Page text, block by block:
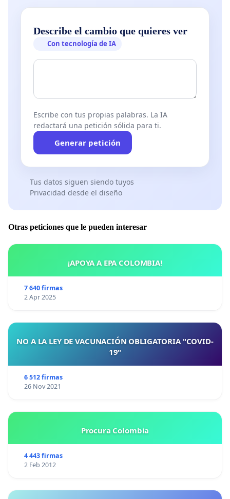
Describe el cambio que quieres ver
Con tecnología de IA
Escribe con tus propias palabras. La IA
redactará una petición sólida para ti.
Generar petición
Tus datos siguen siendo tuyos
Privacidad desde el diseño
Otras peticiones que le pueden interesar
¡APOYA A EPA COLOMBIA!
7 640 firmas
2 Apr 2025
NO A LA LEY DE VACUNACIÓN OBLIGATORIA "COVID-
19"
6 512 firmas
26 Nov 2021
Procura Colombia
4 443 firmas
2 Feb 2012